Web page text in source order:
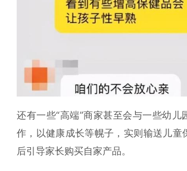
还有一些“高端”商家甚至会与一些幼儿
作，以健康成长等幌子，实则输送儿童
后引导家长购买自家产品。